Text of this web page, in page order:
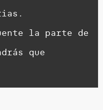
la parte de
que